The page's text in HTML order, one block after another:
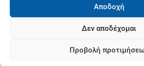
Αποδοχή
Δεν αποδέχομαι
Προβολή